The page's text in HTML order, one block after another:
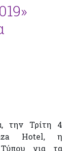
την Τρίτη 4
Hotel, η
για τα